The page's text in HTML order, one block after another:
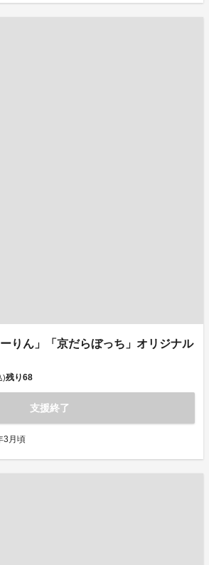
りん」「京だらぼっち」オリジナル
)残り68
支援終了
3月頃